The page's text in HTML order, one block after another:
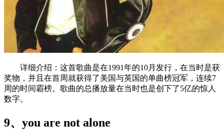
详细介绍：这首歌曲是在1991年的10月发行，在当时是获
奖物，并且在首周就获得了美国与英国的单曲榜冠军，连续7
周的时间霸榜。歌曲的总播放量在当时也是创下了5亿的惊人
数字。
9、you are not alone